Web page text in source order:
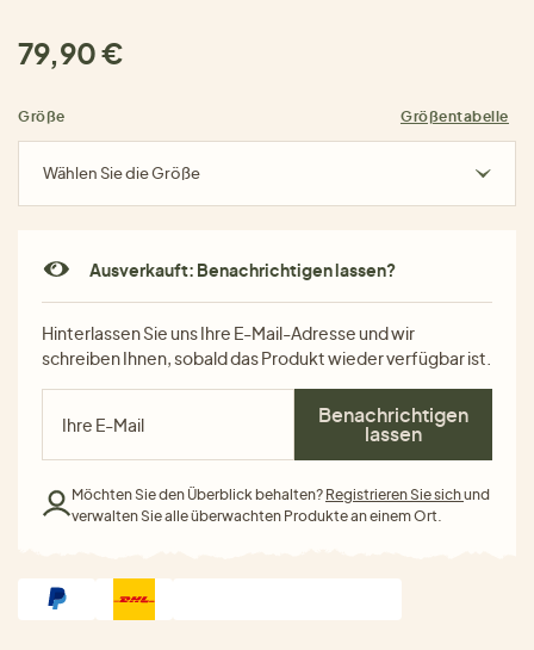
79,90 €
Größe Größentabelle
Wählen Sie die Größe
Ausverkauft: Benachrichtigen lassen?
Hinterlassen Sie uns Ihre E-Mail-Adresse und wir
schreiben Ihnen, sobald das Produkt wieder verfügbar ist.
Benachrichtigen
lassen
Möchten Sie den Überblick behalten? Registrieren Sie sichund
verwalten Sie alle überwachten Produkte an einem Ort.